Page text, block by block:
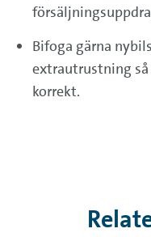
Bifoga gärna
extrautrustning
korrekt.